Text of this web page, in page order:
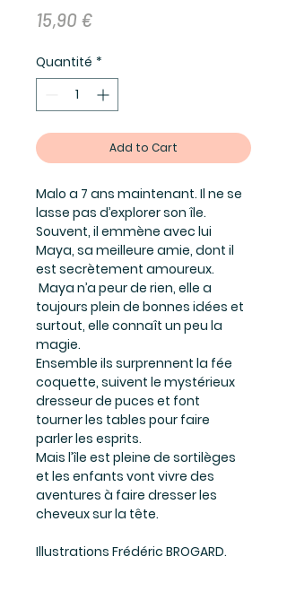
15,90 €Prix
Quantité *
Add to Cart
Malo a 7 ans maintenant. Il ne se
lasse pas d’explorer son île.
Souvent, il emmène avec lui
Maya, sa meilleure amie, dont il
est secrètement amoureux.
Maya n’a peur de rien, elle a
toujours plein de bonnes idées et
surtout, elle connaît un peu la
magie.
Ensemble ils surprennent la fée
coquette, suivent le mystérieux
dresseur de puces et font
tourner les tables pour faire
parler les esprits.
Mais l’île est pleine de sortilèges
et les enfants vont vivre des
aventures à faire dresser les
cheveux sur la tête.
Illustrations Frédéric BROGARD.